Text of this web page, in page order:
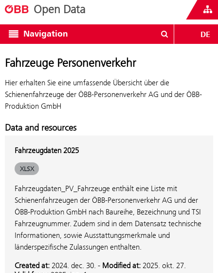
Open Data
Navigation DE
Fahrzeuge Personenverkehr
Hier erhalten Sie eine umfassende Übersicht über die
Schienenfahrzeuge der ÖBB-Personenverkehr AG und der ÖBB-
Produktion GmbH
Data and resources
Fahrzeugdaten 2025
XLSX
Fahrzeugdaten_PV_Fahrzeuge enthält eine Liste mit
Schienenfahrzeugen der ÖBB-Personenverkehr AG und der
ÖBB-Produktion GmbH nach Baureihe, Bezeichnung und TSI
Fahrzeugnummer. Zudem sind in dem Datensatz technische
Informationen, sowie Ausstattungsmerkmale und
länderspezifische Zulassungen enthalten.
Created at: 2024. dec. 30. - Modified at: 2025. okt. 27.